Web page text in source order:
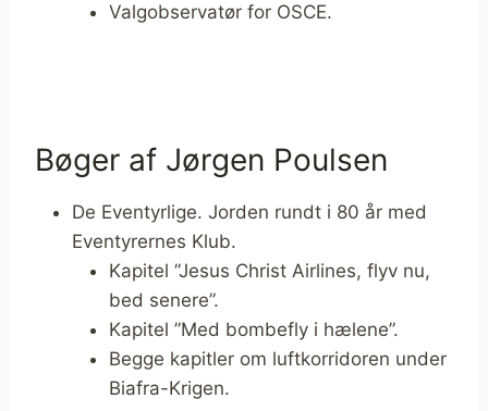
Valgobservatør for OSCE.
Bøger af Jørgen Poulsen
De Eventyrlige. Jorden rundt i 80 år med
Eventyrernes Klub.
Kapitel ”Jesus Christ Airlines, flyv nu,
bed senere”.
Kapitel ”Med bombefly i hælene”.
Begge kapitler om luftkorridoren under
Biafra-Krigen.